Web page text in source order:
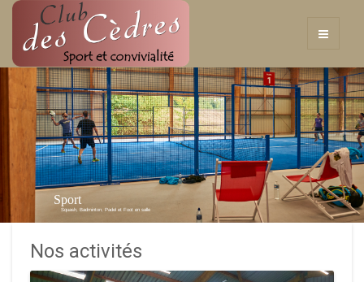
Sport
Squash, Badminton, Padel et Foot en salle
Nos activités